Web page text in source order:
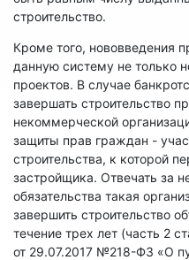
строительство.
Кроме того, нововведения
данную систему не только
проектов. В случае
завершать строительство
некоммерческой
защиты прав граждан -
строительства, к которой
застройщика. Отвечать за
обязательства такая
завершить строительство
течение трех лет (часть 2
от 29.07.2017 №218-ФЗ «О